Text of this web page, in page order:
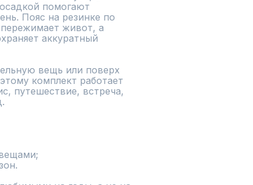
помогают
Пояс на резинке по
живот, а
аккуратный
вещь или поверх
комплект работает
путешествие, встреча,